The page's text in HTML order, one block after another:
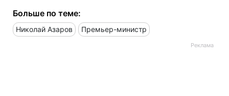
Больше по теме:
Николай Азаров Премьер-министр